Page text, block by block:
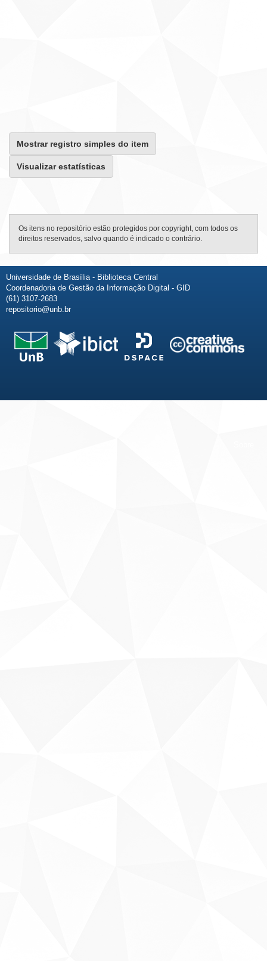
Mostrar registro simples do item
Visualizar estatísticas
Os itens no repositório estão protegidos por copyright, com todos os
direitos reservados, salvo quando é indicado o contrário.
Universidade de Brasília - Biblioteca Central
Coordenadoria de Gestão da Informação Digital - GID
(61) 3107-2683
repositorio@unb.br